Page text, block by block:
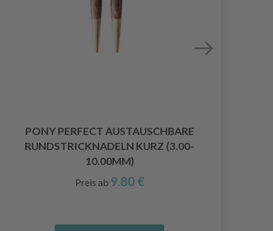
PONY PERFECT AUSTAUSCHBARE
RUNDSTRICKNADELN KURZ (3.00-
10.00MM)
Preis ab 9.80 €